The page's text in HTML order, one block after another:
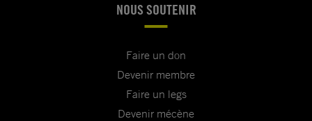
NOUS SOUTENIR
Faire un don
Devenir membre
Faire un legs
Devenir mécène